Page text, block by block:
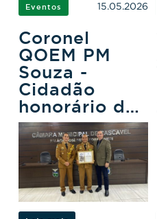
Eventos 15.05.2026
Coronel
QOEM PM
Souza -
Cidadão
honorário de
Cascavel